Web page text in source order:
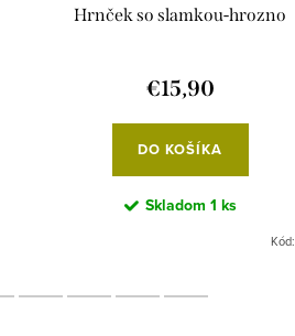
Hrnček so slamkou-hrozno
€15,90
DO KOŠÍKA
Skladom 1 ks
Kód: